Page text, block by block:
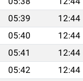
05:39 12:44
05:40 12:44
05:41 12:44
05:42 12:44